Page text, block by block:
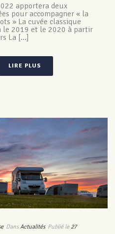
apportera deux
pour accompagner « la
» La cuvée classique
le 2019 et le 2020 à partir
La [...]
LIRE PLUS
Dans Actualités Publié le 27